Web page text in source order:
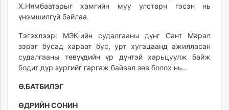
Х.Нямбаатарыг хамгийн муу улстөрч гэсэн нь
үнэмшилгүй байлаа.
Тэгэхлээр: МЭК-ийн судалгааны дүнг Сант Марал
зэрэг бусад хараат бус, урт хугацаанд ажилласан
судалгааны төвүүдийн үр дүнтэй харьцуулж байж
бодит дүр зургийг гаргаж байвал зөв болох нь…
Ө.БАТБИЛЭГ
ӨДРИЙН СОНИН